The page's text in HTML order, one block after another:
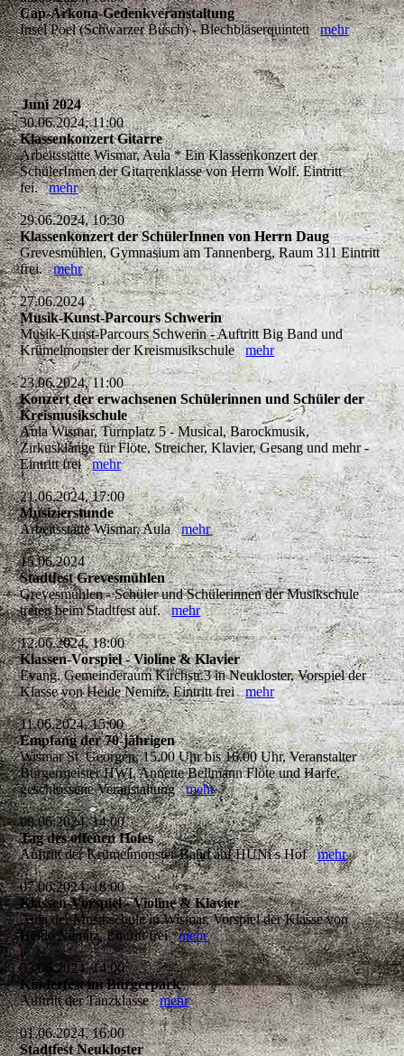
Cap-Arkona-Gedenkveranstaltung
Insel Poel (Schwarzer Busch) - Blechbläserquintettmehr
Juni 2024
30.06.2024, 11:00
Klassenkonzert Gitarre
Arbeitsstätte Wismar, Aula * Ein Klassenkonzert der
SchülerInnen der Gitarrenklasse von Herrn Wolf. Eintritt
fei.mehr
29.06.2024, 10:30
Klassenkonzert der SchülerInnen von Herrn Daug
Grevesmühlen, Gymnasium am Tannenberg, Raum 311 Eintritt
frei.mehr
27.06.2024
Musik-Kunst-Parcours Schwerin
Musik-Kunst-Parcours Schwerin - Auftritt Big Band und
Krümelmonster der Kreismusikschulemehr
23.06.2024, 11:00
Konzert der erwachsenen Schülerinnen und Schüler der
Kreismusikschule
Aula Wismar, Turnplatz 5 - Musical, Barockmusik,
Zirkusklänge für Flöte, Streicher, Klavier, Gesang und mehr -
Eintritt freimehr
21.06.2024, 17:00
Musizierstunde
Arbeitsstätte Wismar, Aulamehr
15.06.2024
Stadtfest Grevesmühlen
Grevesmühlen - Schüler und Schülerinnen der Musikschule
treten beim Stadtfest auf.mehr
12.06.2024, 18:00
Klassen-Vorspiel - Violine & Klavier
Evang. Gemeinderaum Kirchstr.3 in Neukloster, Vorspiel der
Klasse von Heide Nemitz, Eintritt freimehr
11.06.2024, 15:00
Empfang der 70-jährigen
Wismar St. Georgen, 15.00 Uhr bis 16.00 Uhr, Veranstalter
Bürgermeister HWI, Annette Bellmann Flöte und Harfe,
geschlossene Veranstaltungmehr
08.06.2024, 14:00
Tag des offenen Hofes
Auftritt der Krümelmonster-Band auf HÜNi s Hofmehr
07.06.2024, 18:00
Klassen-Vorspiel - Violine & Klavier
Aula der Musikschule in Wismar, Vorspiel der Klasse von
Heide Nemitz, Eintritt freimehr
03.06.2024, 14:00
Kinderfest im Bürgerpark
Auftritt der Tanzklassemehr
01.06.2024, 16:00
Stadtfest Neukloster